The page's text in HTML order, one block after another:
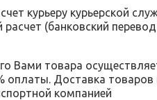
курьеру курьерской
(банковский
Вами товара
оплаты. Доставка
компанией